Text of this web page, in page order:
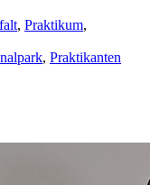
, Praktikum,
, Praktikanten